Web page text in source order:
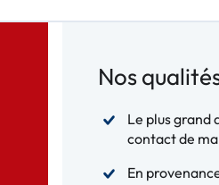
Nos
Le plus grand
contact de
En